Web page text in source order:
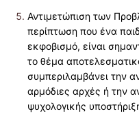
Αντιμετώπιση των
περίπτωση που ένα
εκφοβισμό, είναι
το θέμα
συμπεριλαμβάνει την
αρμόδιες αρχές ή την
ψυχολογικής